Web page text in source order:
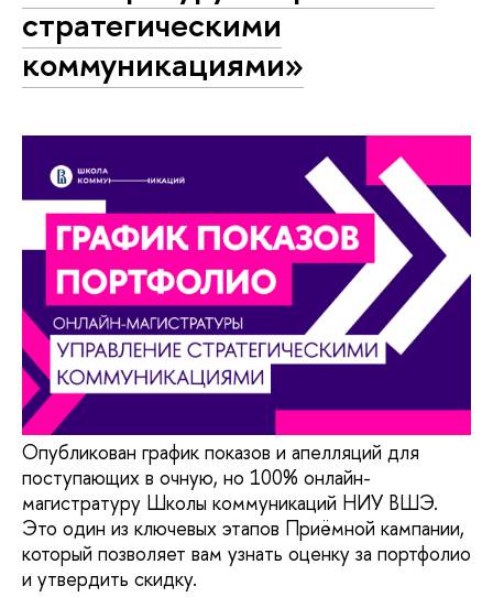
стратегическими
коммуникациями»
Опубликован график показов и апелляций для
поступающих в очную, но 100% онлайн-
магистратуру Школы коммуникаций НИУ ВШЭ.
Это один из ключевых этапов Приёмной кампании,
который позволяет вам узнать оценку за портфолио
и утвердить скидку.